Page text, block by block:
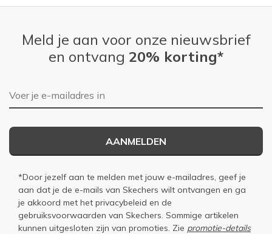
Meld je aan voor onze nieuwsbrief
en ontvang 20% korting*
E-mailadres
AANMELDEN
*Door jezelf aan te melden met jouw e-mailadres, geef je
aan dat je de e-mails van Skechers wilt ontvangen en ga
je akkoord met het privacybeleid en de
gebruiksvoorwaarden van Skechers. Sommige artikelen
kunnen uitgesloten zijn van promoties. Zie promotie-details